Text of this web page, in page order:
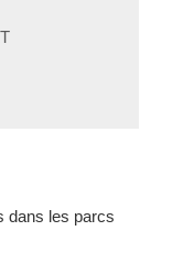
dans les parcs